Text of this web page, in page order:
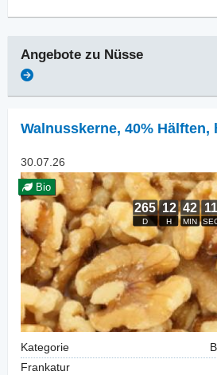
Angebote zu Nüsse
Walnusskerne, 40% Hälften,
30.07.26
Bio
Kategorie
Frankatur